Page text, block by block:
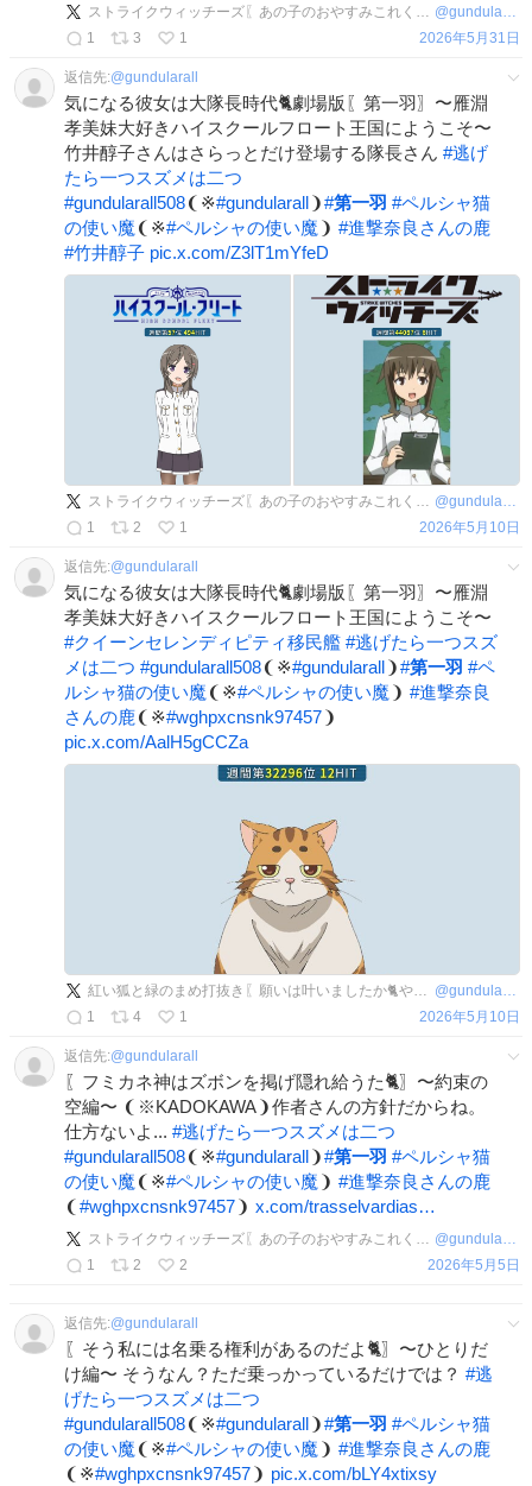
ストライクウィッチーズ〖あの子のおやすみこれくしょん第一羽🐈〗〜雁淵孝美妹大好き王国にようこそ！〜 @gundularall508
1
3 1 2026年5月31日
返信先:@gundularall
気になる彼女は大隊長時代🐈劇場版〖第一羽〗〜雁淵
孝美妹大好きハイスクールフロート王国にようこそ〜
竹井醇子さんはさらっとだけ登場する隊長さん #逃げ
たら一つスズメは二つ
#gundularall508❨※#gundularall❩#第一羽 #ペルシャ猫
の使い魔 ❨※#ペルシャの使い魔 ❩ #進撃奈良さんの鹿
#竹井醇子 pic.x.com/Z3lT1mYfeD
ストライクウィッチーズ〖あの子のおやすみこれくしょん第一羽🐈〗〜雁淵孝美妹大好き王国にようこそ！〜 @gundularall508
1
2 1 2026年5月10日
返信先:@gundularall
気になる彼女は大隊長時代🐈劇場版〖第一羽〗〜雁淵
孝美妹大好きハイスクールフロート王国にようこそ〜
#クイーンセレンディピティ移民艦 #逃げたら一つスズ
メは二つ #gundularall508❨※#gundularall❩#第一羽 #ペ
ルシャ猫の使い魔 ❨※#ペルシャの使い魔 ❩ #進撃奈良
さんの鹿❨※#wghpxcnsnk97457❩
pic.x.com/AalH5gCCZa
紅い狐と緑のまめ打抜き〖願いは叶いましたか🐈やってみなくちゃ叶わない〗〜大好きなのはひまわり羽編〜 @gundularall508
1
4 1 2026年5月10日
返信先:@gundularall
〖フミカネ神はズボンを掲げ隠れ給うた🐈〗〜約束の
空編〜 ❨※KADOKAWA❩作者さんの方針だからね。
仕方ないよ... #逃げたら一つスズメは二つ
#gundularall508❨※#gundularall❩#第一羽 #ペルシャ猫
の使い魔 ❨※#ペルシャの使い魔 ❩ #進撃奈良さんの鹿
❨#wghpxcnsnk97457❩ x.com/trasselvardias…
ストライクウィッチーズ〖あの子のおやすみこれくしょん第一羽🐈〗〜雁淵孝美妹大好き王国にようこそ！〜 @gundularall508
1
2 2 2026年5月5日
返信先:@gundularall
〖そう私には名乗る権利があるのだよ🐈〗〜ひとりだ
け編〜 そうなん？ただ乗っかっているだけでは？ #逃
げたら一つスズメは二つ
#gundularall508❨※#gundularall❩#第一羽 #ペルシャ猫
の使い魔 ❨※#ペルシャの使い魔 ❩ #進撃奈良さんの鹿
❨※#wghpxcnsnk97457❩ pic.x.com/bLY4xtixsy